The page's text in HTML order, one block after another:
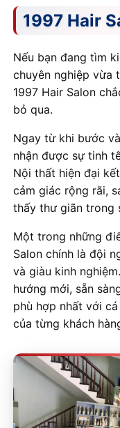
1997 Hair
Nếu bạn đang tìm
chuyên nghiệp vừa
1997 Hair Salon
bỏ qua.
Ngay từ khi bước
nhận được sự tinh
Nội thất hiện đại
cảm giác rộng rãi,
thấy thư giãn trong
Một trong những
Salon chính là đội
và giàu kinh
hướng mới, sẵn
phù hợp nhất với
của từng khách